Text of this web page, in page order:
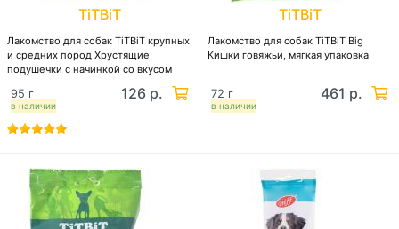
TiTBiT
Лакомство для собак TiTBiT крупных
и средних пород Хрустящие
подушечки с начинкой со вкусом
в наличии
95 г 126 р.
TiTBiT
Лакомство для собак TiTBiT Big
Кишки говяжьи, мягкая упаковка
в наличии
72 г 461 р.